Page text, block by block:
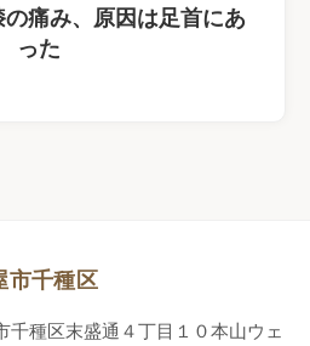
痛み、原因は足首にあ
った
市千種区
千種区末盛通４丁目１０本山ウェ